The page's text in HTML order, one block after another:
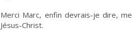
Merci Marc, enfin devrais-je dire,
Jésus-Christ.